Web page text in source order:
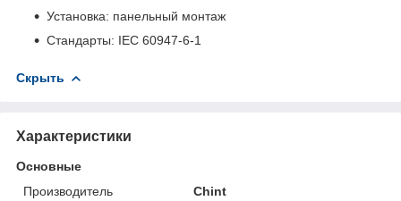
Установка: панельный монтаж
Стандарты: IEC 60947-6-1
Скрыть
Характеристики
Основные
Производитель
Chint